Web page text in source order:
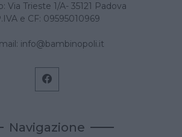
Via Trieste 1/A- 35121 Padova
e CF: 09595010969
info@bambinopoli.it
Navigazione